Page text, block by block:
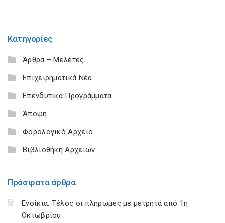
Κατηγορίες
Άρθρα – Μελέτες
Επιχειρηματικά Νέα
Επενδυτικά Προγράμματα
Άποψη
Φορολογικό Αρχείο
Βιβλιοθήκη Αρχείων
Πρόσφατα άρθρα
Ενοίκια: Τέλος οι πληρωμές με μετρητά από 1η
Οκτωβρίου